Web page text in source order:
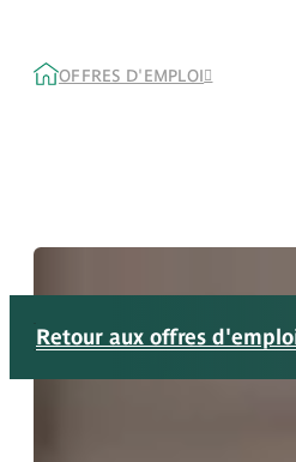
OFFRES D'EMPLOI
Retour aux offres